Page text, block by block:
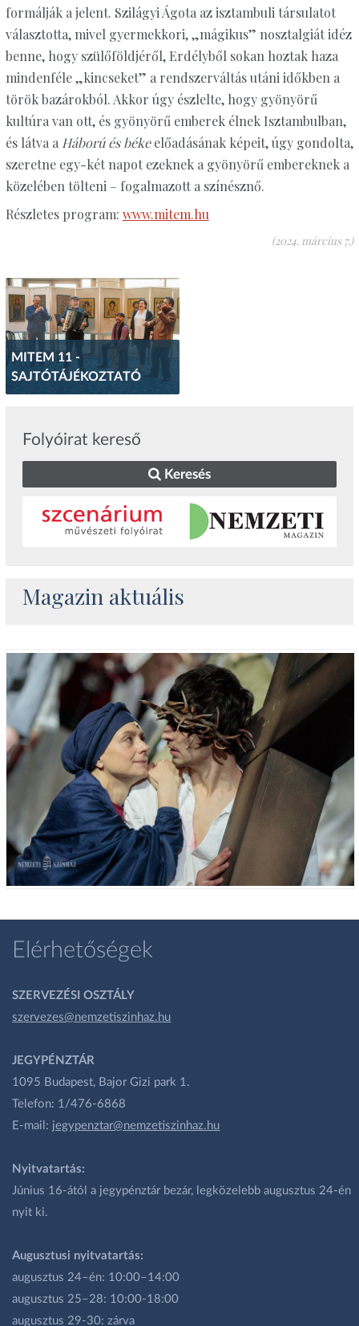
formálják a jelent. Szilágyi Ágota az isztambuli társulatot
választotta, mivel gyermekkori, „mágikus” nosztalgiát idéz
benne, hogy szülőföldjéről, Erdélyből sokan hoztak haza
mindenféle „kincseket” a rendszerváltás utáni időkben a
török bazárokból. Akkor úgy észlelte, hogy gyönyörű
kultúra van ott, és gyönyörű emberek élnek Isztambulban,
és látva a Háború és békeelőadásának képeit, úgy gondolta,
szeretne egy-két napot ezeknek a gyönyörű embereknek a
közelében tölteni – fogalmazott a színésznő.
Részletes program: www.mitem.hu
(2024. március 7.)
MITEM 11 -
SAJTÓTÁJÉKOZTATÓ
Folyóirat kereső
Keresés
Magazin aktuális
Elérhetőségek
SZERVEZÉSI OSZTÁLY
szervezes@nemzetiszinhaz.hu
JEGYPÉNZTÁR
1095 Budapest, Bajor Gizi park 1.
Telefon: 1/476-6868
E-mail: jegypenztar@nemzetiszinhaz.hu
Nyitvatartás:
Június 16-ától a jegypénztár bezár, legközelebb augusztus 24-én
nyit ki.
Augusztusi nyitvatartás:
augusztus 24–én: 10:00–14:00
augusztus 25–28: 10:00-18:00
augusztus 29-30: zárva